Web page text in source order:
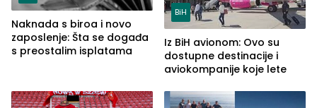
Naknada s biroa i novo
zaposlenje: Šta se događa
s preostalim isplatama
BiH
Iz BiH avionom: Ovo su
dostupne destinacije i
aviokompanije koje lete